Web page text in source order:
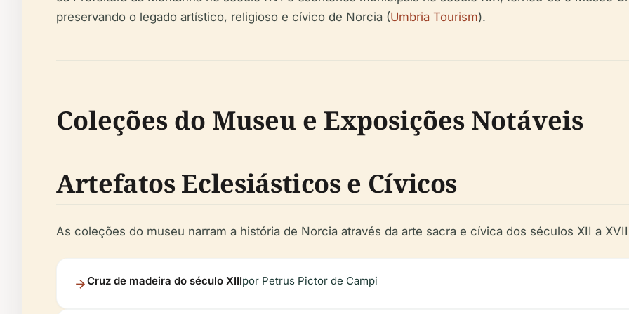
preservando o legado artístico, religioso e cívico de Norcia (Umbria Tourism).
Coleções do Museu e Exposições Notáveis
Artefatos Eclesiásticos e Cívicos
As coleções do museu narram a história de Norcia através da arte sacra e cívica dos séculos XII a
Cruz de madeira do século XIIIpor Petrus Pictor de Campi